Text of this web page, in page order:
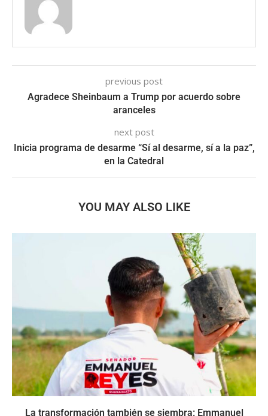
previous post
Agradece Sheinbaum a Trump por acuerdo sobre
aranceles
next post
Inicia programa de desarme “Sí al desarme, sí a la paz”,
en la Catedral
YOU MAY ALSO LIKE
La transformación también se siembra: Emmanuel